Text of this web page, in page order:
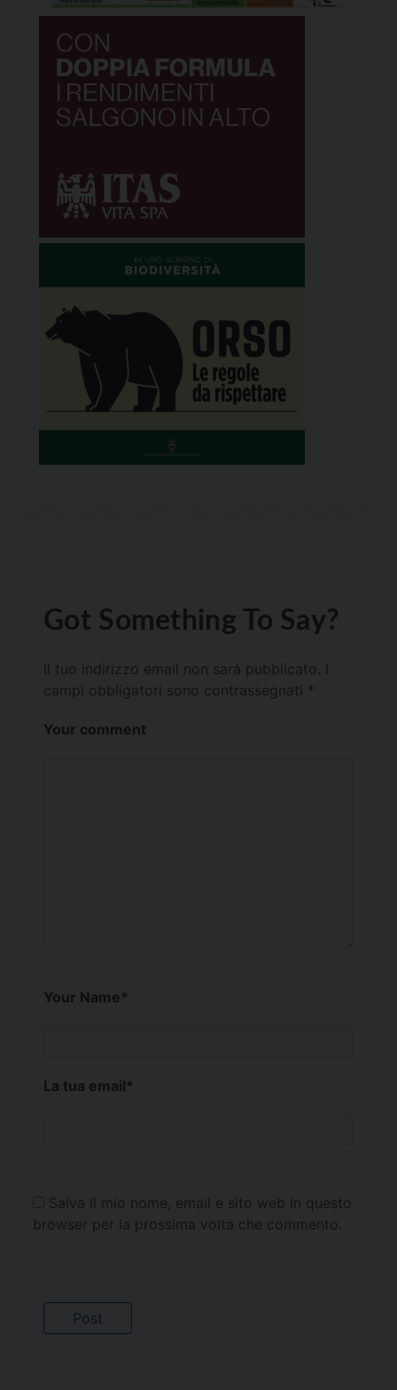
Got Something To Say?
Il tuo indirizzo email non sarà pubblicato.
campi obbligatori sono contrassegnati *
Your comment
Your Name*
La tua email*
Salva il mio nome, email e sito web in questo
browser per la prossima volta che commento.